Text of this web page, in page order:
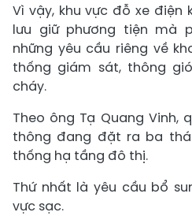
Vì vậy, khu vực đỗ xe điện
lưu giữ phương tiện mà
những yêu cầu riêng về
thống giám sát, thông
cháy.
Theo ông Tạ Quang Vinh,
thông đang đặt ra ba
thống hạ tầng đô thị.
Thứ nhất là yêu cầu bổ
vực sạc.